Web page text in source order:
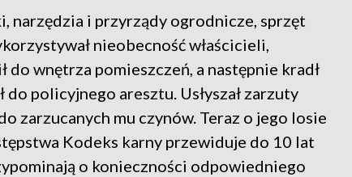
narzędzia i przyrządy ogrodnicze, sprzęt
nieobecność właścicieli,
do wnętrza pomieszczeń, a następnie kradł
policyjnego aresztu. Usłyszał zarzuty
zarzucanych mu czynów. Teraz o jego losie
Kodeks karny przewiduje do 10 lat
o konieczności odpowiedniego